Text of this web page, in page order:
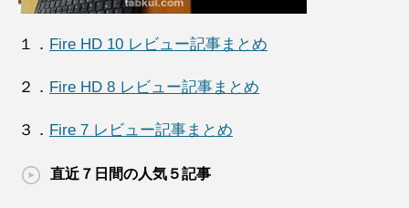
１． Fire HD 10 レビュー記事まとめ
２． Fire HD 8 レビュー記事まとめ
３． Fire 7 レビュー記事まとめ
直近７日間の人気５記事